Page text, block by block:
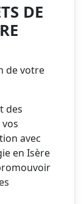
DE
de votre
des
avec
en Isère